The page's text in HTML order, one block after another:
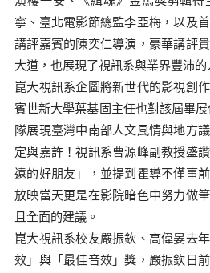
寧、臺北電影節總監李亞梅，以及
講評嘉賓的陳奕仁導演，豪華講評
大道，也展現了視訊系與業界豐沛的
崑大視訊系企圖將新世代的影視創
賓世新大學葉基固主任也對該屆畢
隊展現臺灣中南部人文風情與地方
定與嘉許！視訊系曹源峰副教授盛
遠的好朋友」，並提到瞿導不僅事
放映當天更是在影院暗色中努力做
且全面的建議。
崑大視訊系校友嚴振欽、高偉晏去
效」與「最佳音效」獎，嚴振欽日